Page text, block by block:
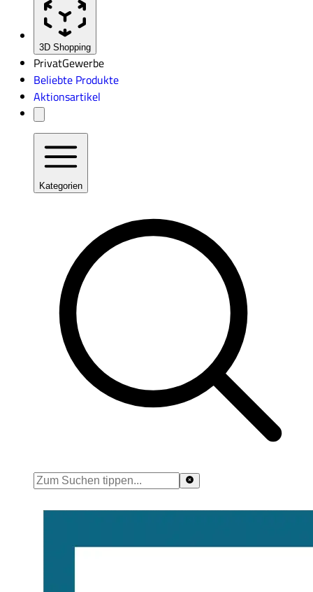
3D Shopping
PrivatGewerbe
Beliebte Produkte
Aktionsartikel
Kategorien